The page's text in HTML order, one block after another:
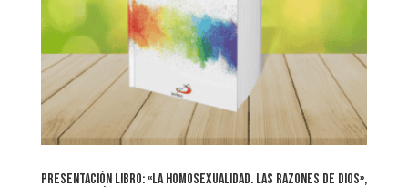
Presentación libro: «La homosexualidad. Las razones de Dios»,